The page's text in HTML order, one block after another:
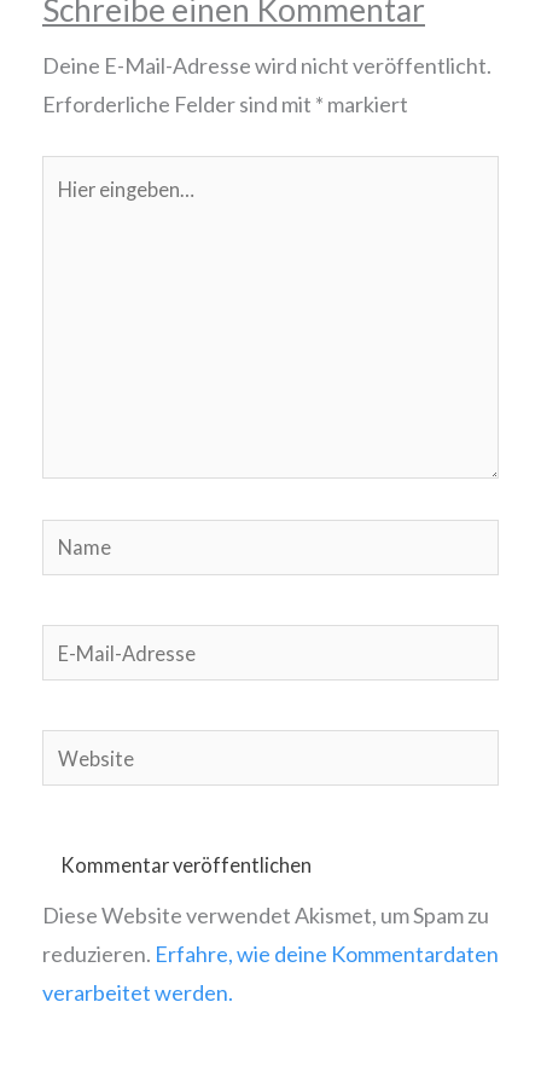
Schreibe einen Kommentar
Deine E-Mail-Adresse wird nicht veröffentlicht.
Erforderliche Felder sind mit * markiert
eingeben…
Name
E-
Mail-
Website
Diese Website verwendet Akismet, um Spam zu
reduzieren. Erfahre, wie deine Kommentardaten
verarbeitet werden.